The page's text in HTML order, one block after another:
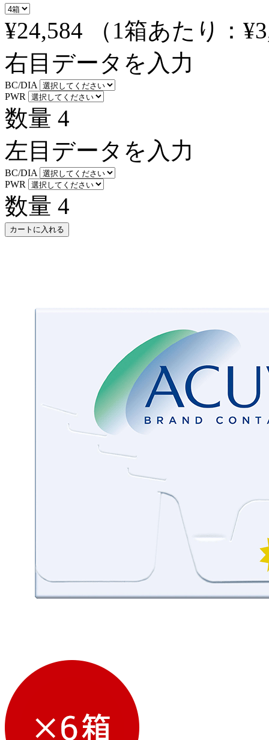
¥24,584
（1箱あたり：
右目データを入力
BC/DIA
PWR
数量 4
左目データを入力
BC/DIA
PWR
数量 4
カートに入れる